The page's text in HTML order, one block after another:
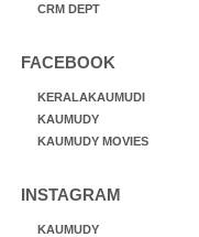
CRM DEPT
FACEBOOK
KERALAKAUMUDI
KAUMUDY
KAUMUDY MOVIES
INSTAGRAM
KAUMUDY